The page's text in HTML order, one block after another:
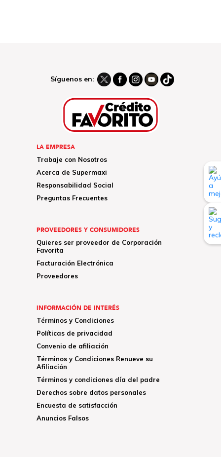
Síguenos en:
LA EMPRESA
Trabaje con Nosotros
Acerca de Supermaxi
Responsabilidad Social
Preguntas Frecuentes
PROVEEDORES Y CONSUMIDORES
Quieres ser proveedor de Corporación
Favorita
Facturación Electrónica
Proveedores
INFORMACIÓN DE INTERÉS
Términos y Condiciones
Políticas de privacidad
Convenio de afiliación
Términos y Condiciones Renueve su
Afiliación
Términos y condiciones día del padre
Derechos sobre datos personales
Encuesta de satisfacción
Anuncios Falsos